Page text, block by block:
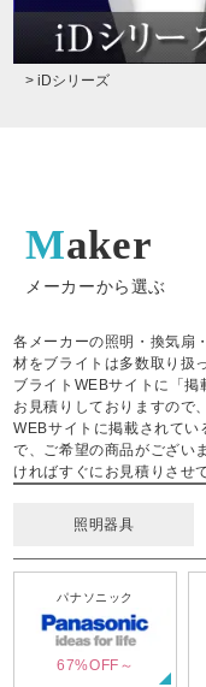
> iDシリーズ
Maker
メーカーから選ぶ
各メーカーの照明・換気扇
材をブライトは多数取り扱
ブライトWEBサイトに「掲
お見積りしておりますので
WEBサイトに掲載されて
で、ご希望の商品がござい
ければすぐにお見積りさせ
照明器具
パナソニック
67%OFF～